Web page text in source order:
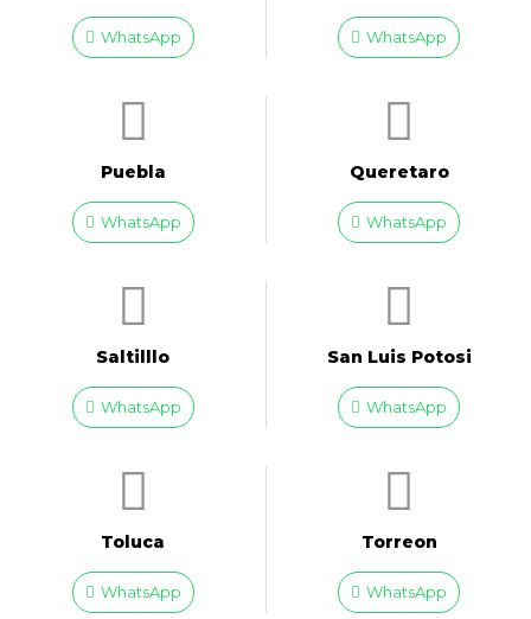
WhatsApp WhatsApp
Puebla
WhatsApp
Queretaro
WhatsApp
Saltilllo
WhatsApp
San Luis Potosi
WhatsApp
Toluca
WhatsApp
Torreon
WhatsApp